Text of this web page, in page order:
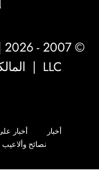
© 2007 - 2026 | جميع الحقوق محفوظة لشركة
LLC
|
أخبار أخبار
نصائح وألاعيب